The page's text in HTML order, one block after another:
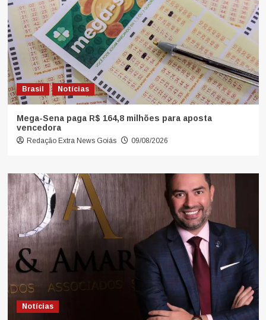
Brasil Notícias
Mega-Sena paga R$ 164,8 milhões para aposta
vencedora
Redação Extra News Goiás 09/08/2026
Notícias